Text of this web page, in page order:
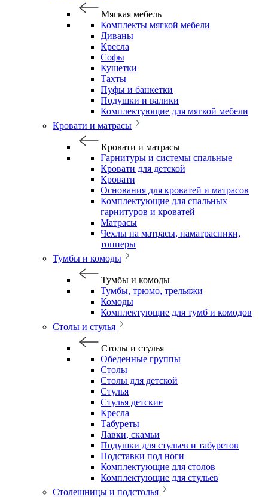
Мягкая мебель
Комплекты мягкой мебели
Диваны
Кресла
Софы
Кушетки
Тахты
Пуфы и банкетки
Подушки и валики
Комплектующие для мягкой мебели
Кровати и матрасы
Кровати и матрасы
Гарнитуры и системы спальные
Кровати для детской
Кровати
Основания для кроватей и матрасов
Комплектующие для спальных
гарнитуров и кроватей
Матрасы
Чехлы на матрасы, наматрасники,
топперы
Тумбы и комоды
Тумбы и комоды
Тумбы, трюмо, трельяжи
Комоды
Комплектующие для тумб и комодов
Столы и стулья
Столы и стулья
Обеденные группы
Столы
Столы для детской
Стулья
Стулья детские
Кресла
Табуреты
Лавки, скамьи
Подушки для стульев и табуретов
Подставки под ноги
Комплектующие для столов
Комплектующие для стульев
Столешницы и подстолья